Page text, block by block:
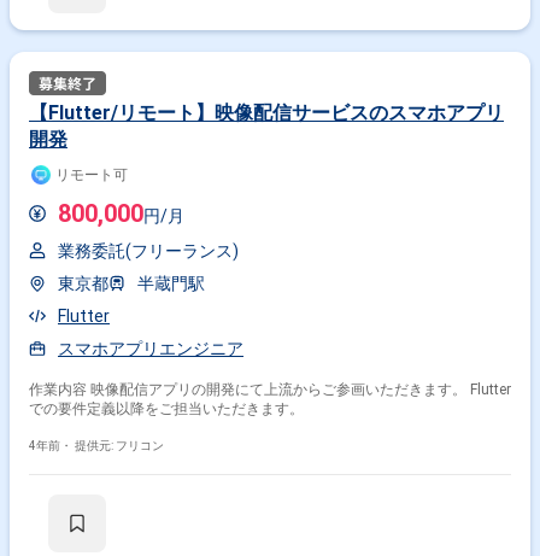
【Flutter/リモート】映像配信サービスのスマホアプリ
開発
リモート可
800,000円/月
業務委託(フリーランス)
東京都
半蔵門駅
Flutter
スマホアプリエンジニア
作業内容 映像配信アプリの開発にて上流からご参画いただきます。 Flutter
での要件定義以降をご担当いただきます。
4年前・ 提供元: フリコン
その他の条件で検索する
その他開発言語・スキルから探す
Android iOS Swift Kotlin
React
スマホアプリエンジニア
フロントエンドエンジニア